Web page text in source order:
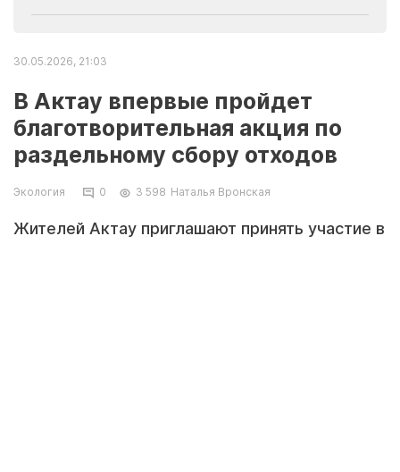
30.05.2026, 21:03
В Актау впервые пройдет
благотворительная акция по
раздельному сбору отходов
Экология 0 3 598 Наталья Вронская
Жителей Актау приглашают принять участие в